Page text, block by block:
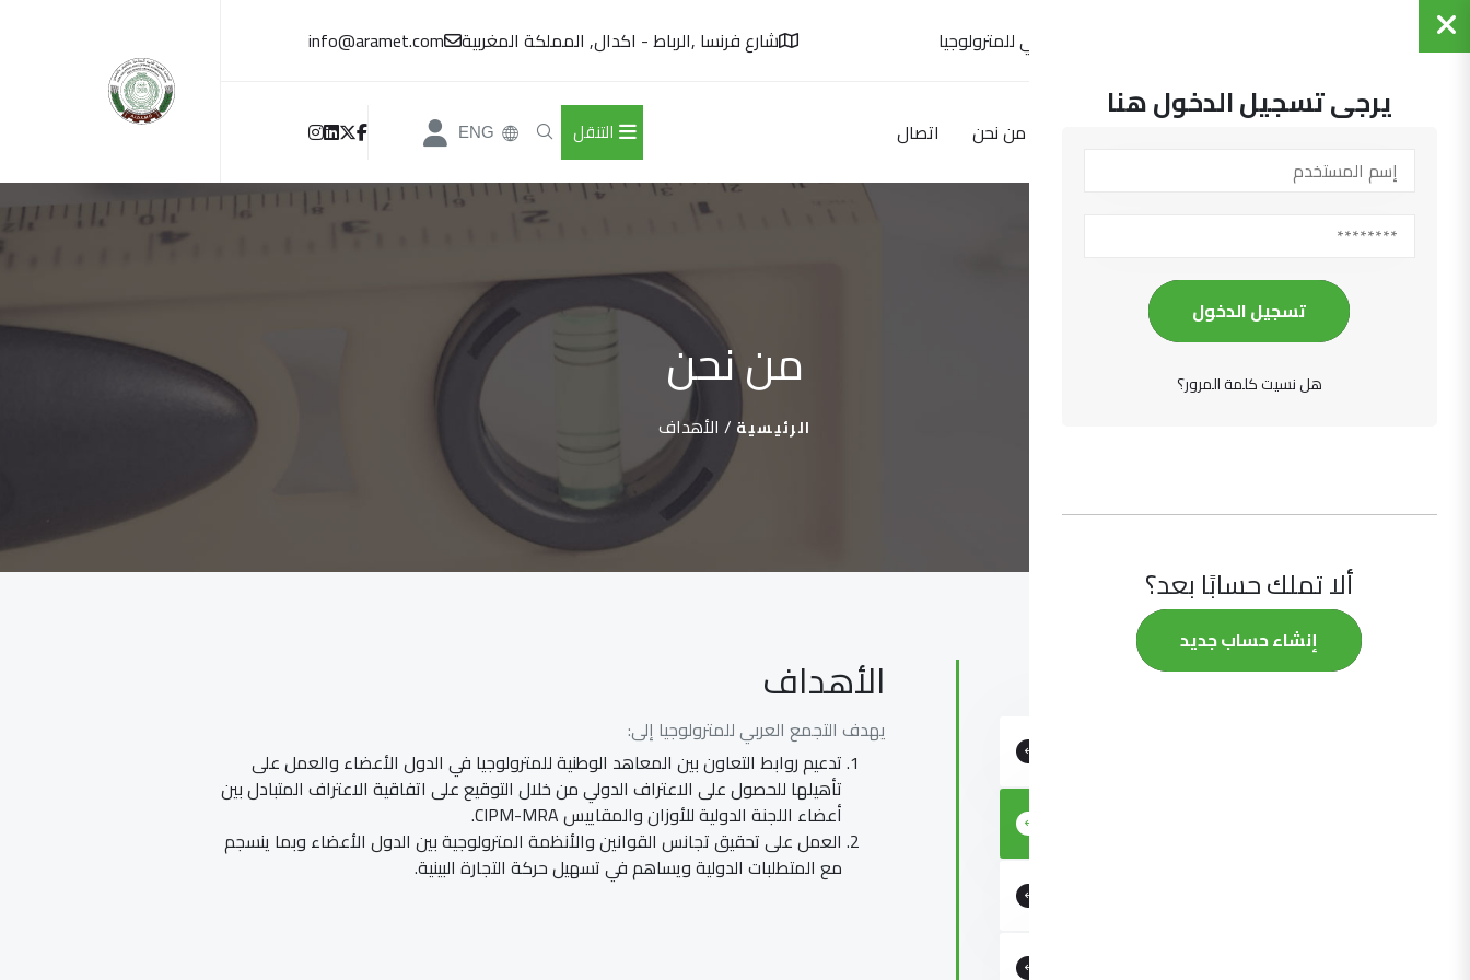
التجمع العربي للمترولوجيا شارع فرنسا ,الرباط - اكدال, المملكة المغربية info@aramet.com
من نحن اتصال التنقل ENG
يرجى تسجيل الدخول هنا
تسجيل الدخول
هل نسيت كلمة المرور؟
ألا تملك حسابًا بعد؟
إنشاء حساب جديد
من نحن
الرئيسية / الأهداف
عن التجمع الأهداف
يهدف التجمع العربي للمترولوجيا إلى:
تدعيم روابط التعاون بين المعاهد الوطنية للمترولوجيا في الدول الأعضاء والعمل على
تأهيلها للحصول على الاعتراف الدولي من خلال التوقيع على اتفاقية الاعتراف المتبادل بين
أعضاء اللجنة الدولية للأوزان والمقاييس CIPM-MRA.
العمل على تحقيق تجانس القوانين والأنظمة المترولوجية بين الدول الأعضاء وبما ينسجم
مع المتطلبات الدولية ويساهم في تسهيل حركة التجارة البينية.